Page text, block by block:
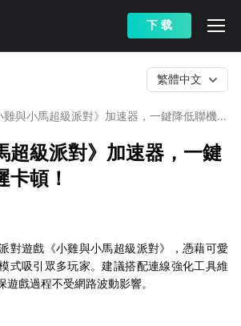
下 载
雞與小馬超級派對》加速器，一鍵降低聯機延
繁體中文
超級派對》加速器，一鍵
卡頓！
對遊戲《小雞與小馬超級派對》，憑藉可愛
式吸引眾多玩家。建議搭配連線強化工具維
戲過程不受網路波動影響。